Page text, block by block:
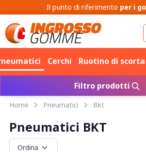
Il punto di riferimento per i
Cerchi Ruotino di scorta
Filtro prodotti
Home Pneumatici Bkt
Pneumatici BKT